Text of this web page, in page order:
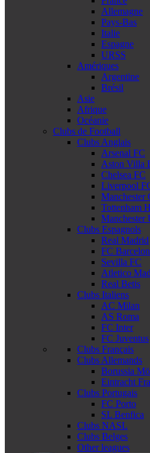
Allemagne
Pays-Bas
Italie
Espagne
URSS
Amériques
Argentine
Brésil
Asie
Afrique
Océanie
Clubs de Football
Clubs Anglais
Arsenal FC
Aston Villa
Chelsea FC
Liverpool
Manchester
Tottenham
Manchester
Clubs Espagnols
Real Madrid
FC
Sevilla FC
Atletico
Real Betis
Clubs Italiens
AC Milan
AS Roma
FC Inter
FC Juventus
Clubs Français
Clubs Allemands
Borussia
Eintracht
Clubs Portugais
FC Porto
SL Benfica
Clubs NASL
Clubs Belges
Other leagues